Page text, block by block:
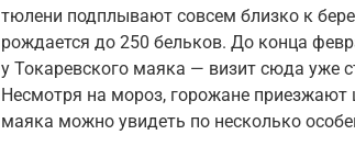
тюлени подплывают совсем близко к
рождается до 250 бельков. До конца
у Токаревского маяка — визит сюда уже
Несмотря на мороз, горожане
маяка можно увидеть по несколько